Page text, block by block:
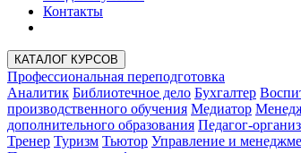
Контакты
КАТАЛОГ КУРСОВ
Профессиональная переподготовка
Аналитик Библиотечное дело Бухгалтер
производственного обучения Медиатор
дополнительного образования Педагог-
Тренер Туризм Тьютор Управление и